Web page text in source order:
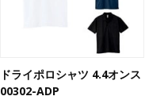
ドライポロシャツ 4.4オンス
00302-ADP